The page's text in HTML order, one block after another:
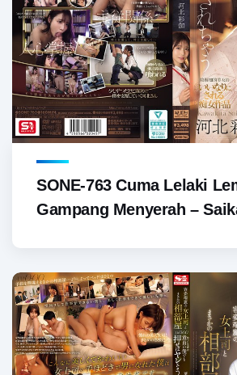
SONE-763 Cuma Lelaki
Gampang Menyerah –